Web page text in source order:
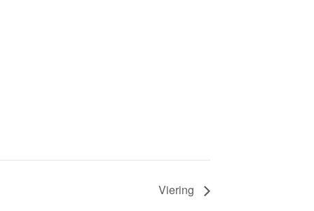
Viering